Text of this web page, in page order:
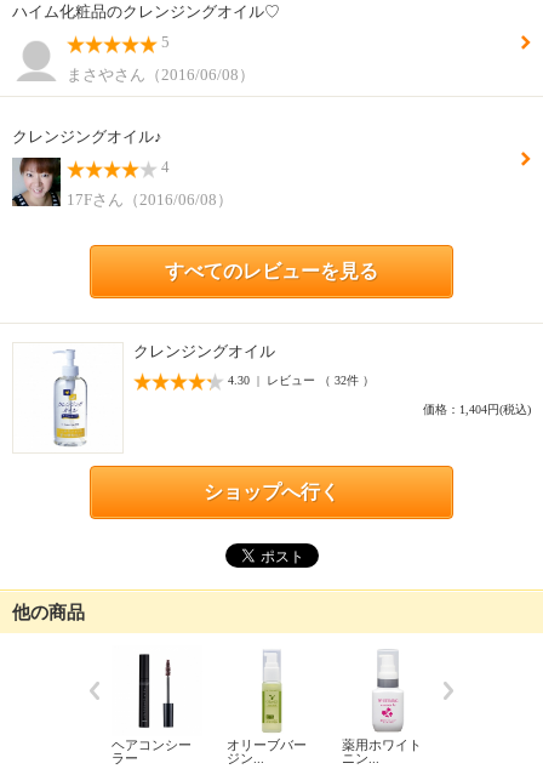
ハイム化粧品のクレンジングオイル♡
5
まさやさん（2016/06/08）
クレンジングオイル♪
4
17Fさん（2016/06/08）
すべてのレビューを見る
クレンジングオイル
4.30 | レビュー （ 32件 ）
価格：1,404円(税込)
ショップへ行く
他の商品
ヘアコンシー
ラー
オリーブバー
ジン...
薬用ホワイト
ニン...